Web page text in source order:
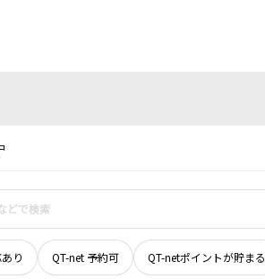
り QT-net 予約可 QT-netポイントが貯まる